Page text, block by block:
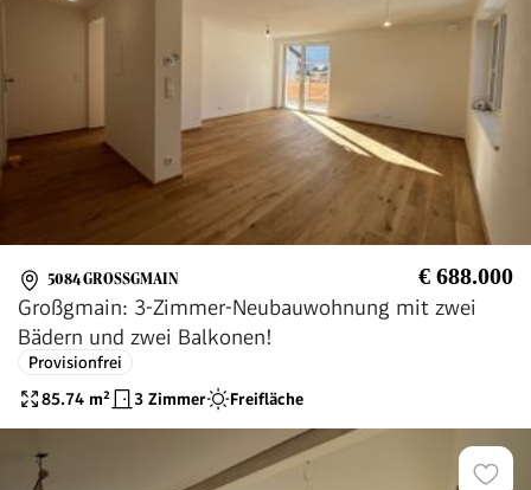
5084 GROSSGMAIN € 688.000
Großgmain: 3-Zimmer-Neubauwohnung mit zwei
Bädern und zwei Balkonen!
Provisionfrei
85.74 m² 3 Zimmer Freifläche